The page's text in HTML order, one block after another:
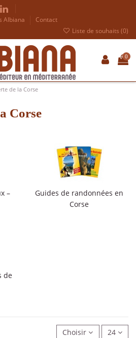
Albiana
Contact
Liste de souhaits (0)
0
de la Corse
Corse
–
Guides de randonnées en
Corse
de
Choisir 24